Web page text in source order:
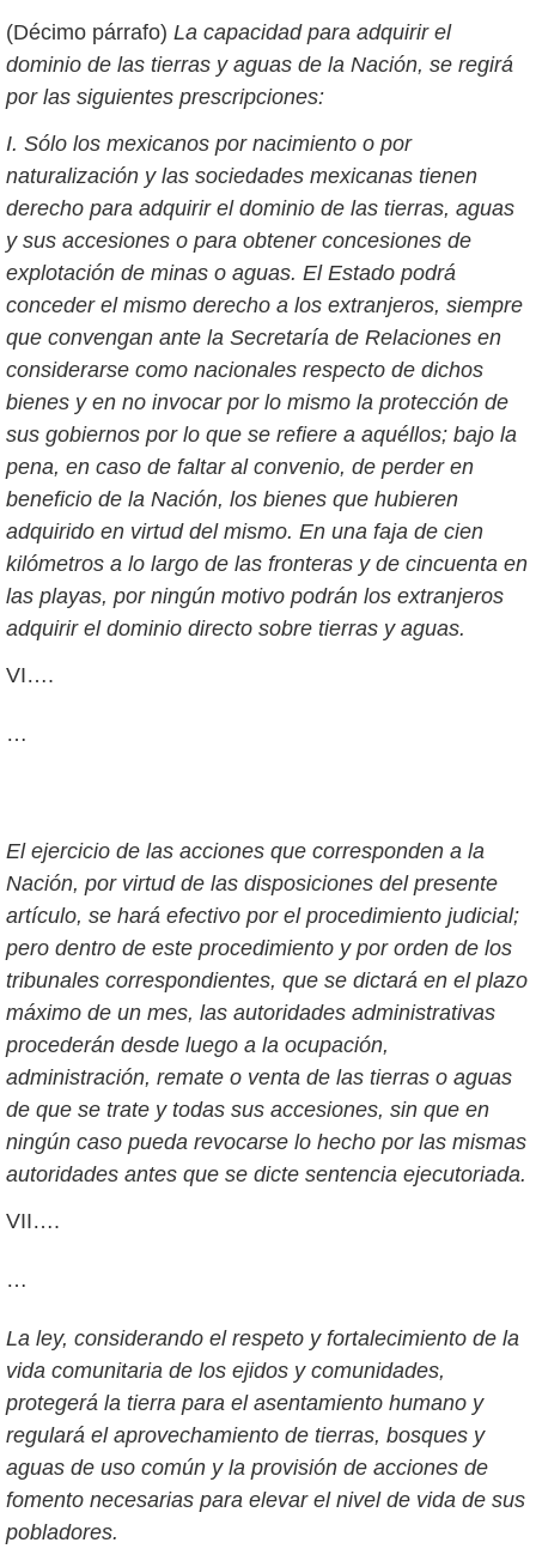
(Décimo párrafo) La capacidad para adquirir el
dominio de las tierras y aguas de la Nación, se regirá
por las siguientes prescripciones:
I. Sólo los mexicanos por nacimiento o por
naturalización y las sociedades mexicanas tienen
derecho para adquirir el dominio de las tierras, aguas
y sus accesiones o para obtener concesiones de
explotación de minas o aguas. El Estado podrá
conceder el mismo derecho a los extranjeros, siempre
que convengan ante la Secretaría de Relaciones en
considerarse como nacionales respecto de dichos
bienes y en no invocar por lo mismo la protección de
sus gobiernos por lo que se refiere a aquéllos; bajo la
pena, en caso de faltar al convenio, de perder en
beneficio de la Nación, los bienes que hubieren
adquirido en virtud del mismo. En una faja de cien
kilómetros a lo largo de las fronteras y de cincuenta en
las playas, por ningún motivo podrán los extranjeros
adquirir el dominio directo sobre tierras y aguas.
VI….
…
El ejercicio de las acciones que corresponden a la
Nación, por virtud de las disposiciones del presente
artículo, se hará efectivo por el procedimiento judicial;
pero dentro de este procedimiento y por orden de los
tribunales correspondientes, que se dictará en el plazo
máximo de un mes, las autoridades administrativas
procederán desde luego a la ocupación,
administración, remate o venta de las tierras o aguas
de que se trate y todas sus accesiones, sin que en
ningún caso pueda revocarse lo hecho por las mismas
autoridades antes que se dicte sentencia ejecutoriada.
VII….
…
La ley, considerando el respeto y fortalecimiento de la
vida comunitaria de los ejidos y comunidades,
protegerá la tierra para el asentamiento humano y
regulará el aprovechamiento de tierras, bosques y
aguas de uso común y la provisión de acciones de
fomento necesarias para elevar el nivel de vida de sus
pobladores.